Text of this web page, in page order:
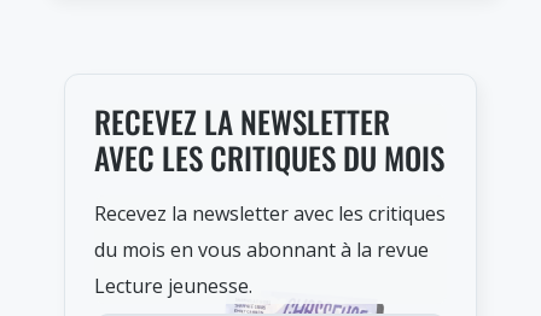
RECEVEZ LA NEWSLETTER
AVEC LES CRITIQUES DU MOIS
Recevez la newsletter avec les critiques
du mois en vous abonnant à la revue
Lecture jeunesse.